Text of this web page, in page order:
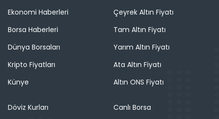
Ekonomi Haberleri
Borsa Haberleri
Dünya Borsaları
Kripto Fiyatları
Künye
Çeyrek Altın Fiyatı
Tam Altın Fiyatı
Yarım Altın Fiyatı
Ata Altın Fiyatı
Altın ONS Fiyatı
Döviz Kurları
Canlı Borsa